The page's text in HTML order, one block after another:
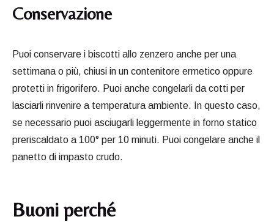
Conservazione
Puoi conservare i biscotti allo zenzero anche per una
settimana o più, chiusi in un contenitore ermetico oppure
protetti in frigorifero. Puoi anche congelarli da cotti per
lasciarli rinvenire a temperatura ambiente. In questo caso,
se necessario puoi asciugarli leggermente in forno statico
preriscaldato a 100° per 10 minuti. Puoi congelare anche il
panetto di impasto crudo.
Buoni perché